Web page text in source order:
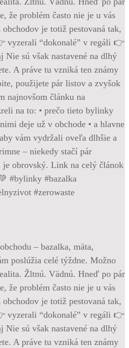
– bazalka, mäta,
poslúžia celé týždne. Možno
Žltnú. Vädnú. Hneď po pár
že problém často nie je u vás
je totiž pestovaná tak,
vyzerali “dokonalé” v regáli 👉
Nie sú však nastavené na dlhý
A práve tu vzniká ten známy